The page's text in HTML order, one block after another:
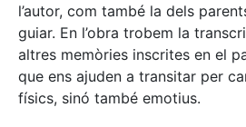
l’autor, com també la dels
guiar. En l’obra trobem la
altres memòries inscrites en el
que ens ajuden a transitar per
físics, sinó també emotius.